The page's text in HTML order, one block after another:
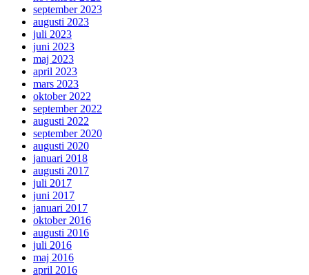
september 2023
augusti 2023
juli 2023
juni 2023
maj 2023
april 2023
mars 2023
oktober 2022
september 2022
augusti 2022
september 2020
augusti 2020
januari 2018
augusti 2017
juli 2017
juni 2017
januari 2017
oktober 2016
augusti 2016
juli 2016
maj 2016
april 2016